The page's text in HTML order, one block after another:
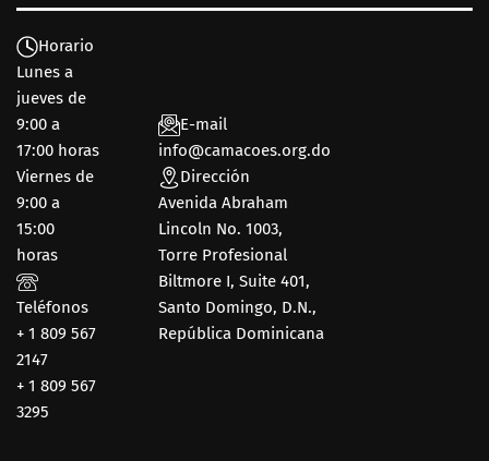
Horario
Lunes a
jueves de
9:00 a
17:00 horas
Viernes de
9:00 a
15:00
horas
Teléfonos
+ 1 809 567
2147
+ 1 809 567
3295
E-mail
info@camacoes.org.do
Dirección
Avenida Abraham
Lincoln No. 1003,
Torre Profesional
Biltmore I, Suite 401,
Santo Domingo, D.N.,
República Dominicana